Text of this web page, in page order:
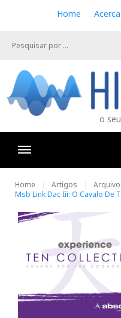
e
Home
o
Home Artigos Arquivo
Msb Link Dac Iii: O Cavalo De